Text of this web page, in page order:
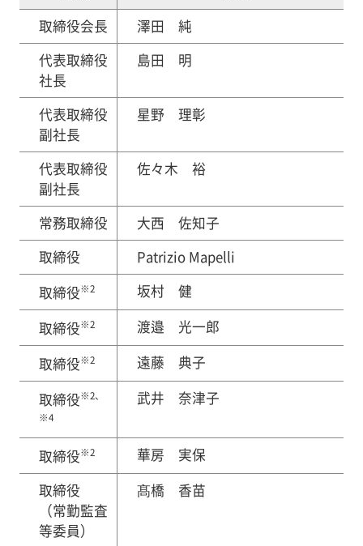
取締役会長
澤田 純
代表取締役
社長
島田 明
代表取締役
副社長
星野 理彰
代表取締役
副社長
佐々木 裕
常務取締役
大西 佐知子
取締役
Patrizio Mapelli
取締役※2
坂村 健
取締役※2
渡邉 光一郎
取締役※2
遠藤 典子
取締役※2、
※4
武井 奈津子
取締役※2
華房 実保
取締役
（常勤監査
等委員）
髙橋 香苗